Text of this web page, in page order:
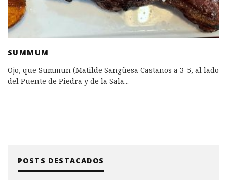
SUMMUM
Ojo, que Summun (Matilde Sangüesa Castaños a 3-5, al lado
del Puente de Piedra y de la Sala...
POSTS DESTACADOS